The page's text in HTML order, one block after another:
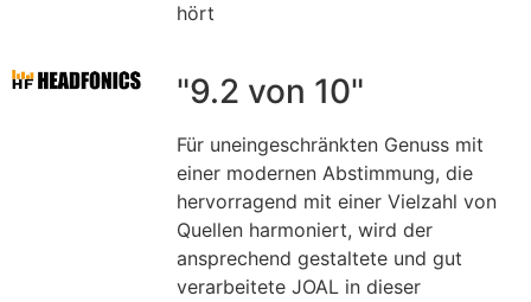
hört
"9.2 von 10"
Für uneingeschränkten Genuss mit
einer modernen Abstimmung, die
hervorragend mit einer Vielzahl von
Quellen harmoniert, wird der
ansprechend gestaltete und gut
verarbeitete JOAL in dieser